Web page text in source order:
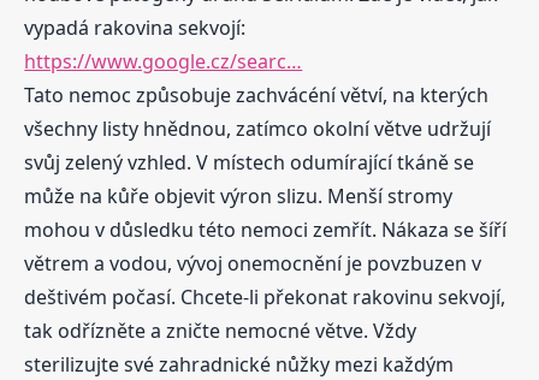
vypadá rakovina sekvojí:
https://www.google.cz/searc…
Tato nemoc způsobuje zachvácéní větví, na kterých
všechny listy hnědnou, zatímco okolní větve udržují
svůj zelený vzhled. V místech odumírající tkáně se
může na kůře objevit výron slizu. Menší stromy
mohou v důsledku této nemoci zemřít. Nákaza se šíří
větrem a vodou, vývoj onemocnění je povzbuzen v
deštivém počasí. Chcete-li překonat rakovinu sekvojí,
tak odřízněte a zničte nemocné větve. Vždy
sterilizujte své zahradnické nůžky mezi každým